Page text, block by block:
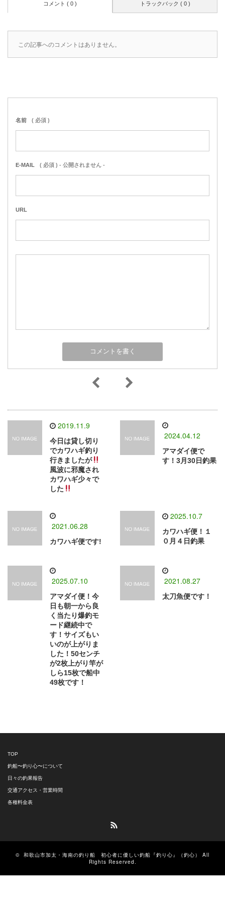
コメント ( 0 ) トラックバック ( 0 )
この記事へのコメントはありません。
名前 ( 必須 )
E-MAIL ( 必須 ) - 公開されません -
URL
2019.11.9
今日は貸し切り
でカワハギ釣り
行きましたが
風波に邪魔され
カワハギ少々で
した
2024.04.12
アマダイ便で
す！3月30日釣果
2021.06.28
カワハギ便です!
2025.10.7
カワハギ便！１
０月４日釣果
2025.07.10
アマダイ便！今
日も朝一から良
く当たり爆釣モ
ード継続中で
す！サイズもい
いのが上がりま
した！50センチ
が2枚上がり竿が
しら15枚で船中
49枚です！
2021.08.27
太刀魚便です！
TOP
釣船〜釣り心〜について
日々の釣果報告
交通アクセス・営業時間
各種料金表
© 和歌山市加太・海南の釣り船 初心者に優しい釣船『釣り心』（釣心）
All
Rights Reserved.